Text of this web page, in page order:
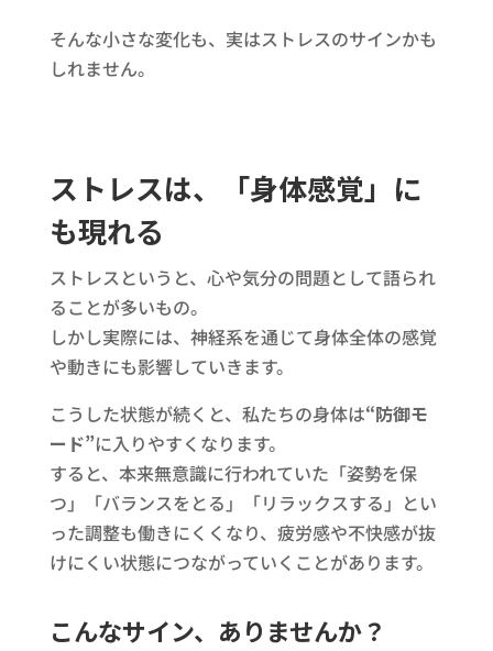
そんな小さな変化も、実はストレスのサインかも
しれません。
ストレスは、「身体感覚」に
も現れる
ストレスというと、心や気分の問題として語られ
ることが多いもの。
しかし実際には、神経系を通じて身体全体の感覚
や動きにも影響していきます。
こうした状態が続くと、私たちの身体は“防御モ
ード”に入りやすくなります。
すると、本来無意識に行われていた「姿勢を保
つ」「バランスをとる」「リラックスする」とい
った調整も働きにくくなり、疲労感や不快感が抜
けにくい状態につながっていくことがあります。
こんなサイン、ありませんか？